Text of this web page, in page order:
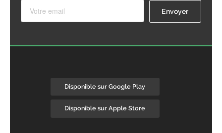
Disponible sur Google Play
Disponible sur Apple Store